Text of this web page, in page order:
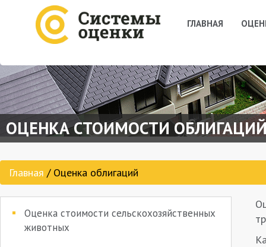
ГЛАВНАЯ
ОЦЕНКА СТОИМОСТИ
Главная / Оценка облигаций
Оценка стоимости сельскохозяйственных
животных